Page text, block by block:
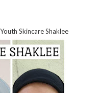
Skincare Shaklee